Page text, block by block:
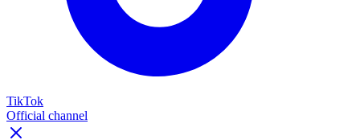
TikTok
Official channel